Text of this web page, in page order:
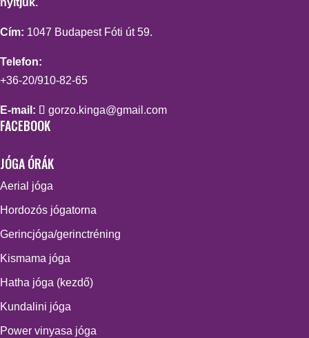
nyitjuk.
Cím: 1047 Budapest Fóti út 59.
Telefon:
+36-20/910-82-65
E-mail: gorzo.kinga@gmail.com
FACEBOOK
JÓGA ÓRÁK
Aerial jóga
Hordozós jógatorna
Gerincjóga/gerinctréning
Kismama jóga
Hatha jóga (kezdő)
Kundalini jóga
Power vinyasa jóga